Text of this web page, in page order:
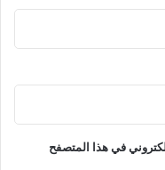
في هذا المتصفح